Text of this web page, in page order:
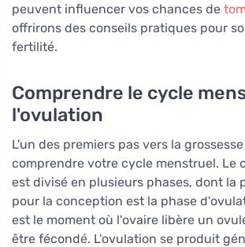
peuvent influencer vos chances de
offrirons des conseils pratiques pour
fertilité.
Comprendre le cycle
l'ovulation
L'un des premiers pas vers la
comprendre votre cycle menstruel. Le
est divisé en plusieurs phases, dont la
pour la conception est la phase
est le moment où l'ovaire libère un
être fécondé. L'ovulation se produit